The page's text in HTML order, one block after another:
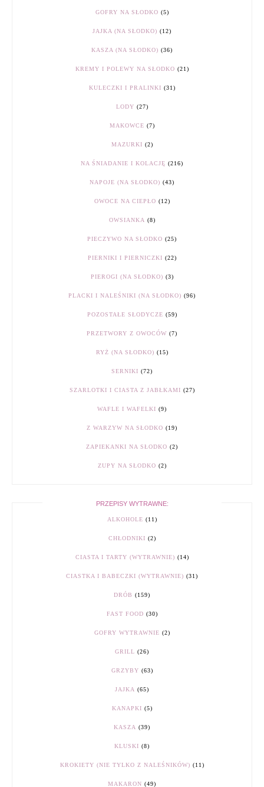
GOFRY NA SŁODKO (5)
JAJKA (NA SŁODKO) (12)
KASZA (NA SŁODKO) (36)
KREMY I POLEWY NA SŁODKO (21)
KULECZKI I PRALINKI (31)
LODY (27)
MAKOWCE (7)
MAZURKI (2)
NA ŚNIADANIE I KOLACJĘ (216)
NAPOJE (NA SŁODKO) (43)
OWOCE NA CIEPŁO (12)
OWSIANKA (8)
PIECZYWO NA SŁODKO (25)
PIERNIKI I PIERNICZKI (22)
PIEROGI (NA SŁODKO) (3)
PLACKI I NALEŚNIKI (NA SŁODKO) (96)
POZOSTAŁE SŁODYCZE (59)
PRZETWORY Z OWOCÓW (7)
RYŻ (NA SŁODKO) (15)
SERNIKI (72)
SZARLOTKI I CIASTA Z JABŁKAMI (27)
WAFLE I WAFELKI (9)
Z WARZYW NA SŁODKO (19)
ZAPIEKANKI NA SŁODKO (2)
ZUPY NA SŁODKO (2)
PRZEPISY WYTRAWNE:
ALKOHOLE (11)
CHŁODNIKI (2)
CIASTA I TARTY (WYTRAWNIE) (14)
CIASTKA I BABECZKI (WYTRAWNIE) (31)
DRÓB (159)
FAST FOOD (30)
GOFRY WYTRAWNIE (2)
GRILL (26)
GRZYBY (63)
JAJKA (65)
KANAPKI (5)
KASZA (39)
KLUSKI (8)
KROKIETY (NIE TYLKO Z NALEŚNIKÓW) (11)
MAKARON (49)